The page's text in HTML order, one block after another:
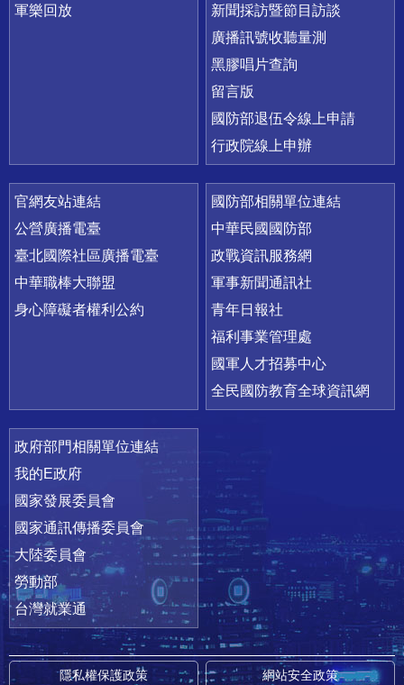
軍樂回放
新聞採訪暨節目訪談
廣播訊號收聽量測
黑膠唱片查詢
留言版
國防部退伍令線上申請
行政院線上申辦
官網友站連結
公營廣播電臺
臺北國際社區廣播電臺
中華職棒大聯盟
身心障礙者權利公約
國防部相關單位連結
中華民國國防部
政戰資訊服務網
軍事新聞通訊社
青年日報社
福利事業管理處
國軍人才招募中心
全民國防教育全球資訊網
政府部門相關單位連結
我的E政府
國家發展委員會
國家通訊傳播委員會
大陸委員會
勞動部
台灣就業通
隱私權保護政策 網站安全政策